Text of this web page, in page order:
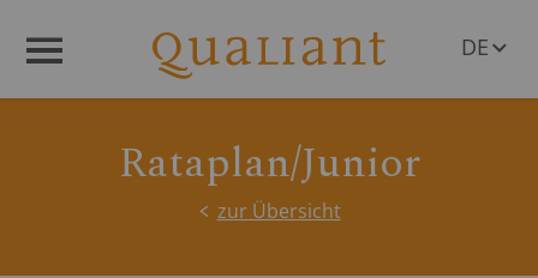
DE
Rataplan/Junior
zur Übersicht